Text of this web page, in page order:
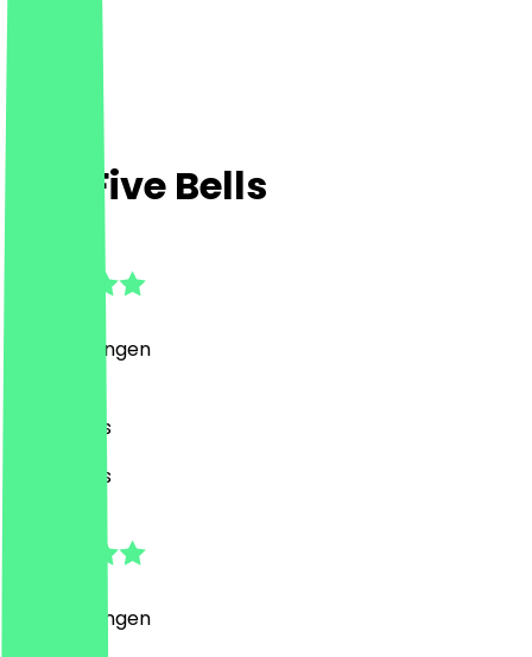
The Five Bells
Bewertungen
Pub, Drinks
Pub, Drinks
Bewertungen